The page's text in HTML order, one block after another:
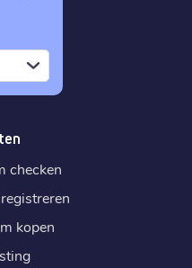
checken
kopen